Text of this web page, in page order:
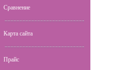
Сравнение
Карта сайта
Прайс